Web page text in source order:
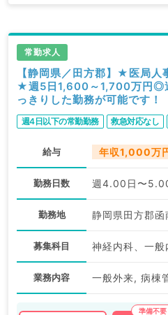
常勤求人
【静岡県／田方郡】★医局人
★週5日1,600～1,700万円◎
っきりした勤務が可能です！
週4日以下の常勤勤務 救急対応なし
給与 年収1,000万
勤務日数 週4.00日〜
勤務地 静岡県田方郡函
募集科目
業務内容